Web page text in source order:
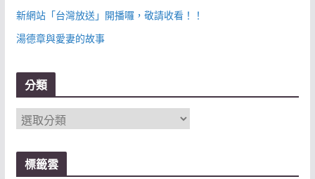
新網站「台灣放送」開播囉，敬請收看！！
湯德章與愛妻的故事
分類
分
標籤雲